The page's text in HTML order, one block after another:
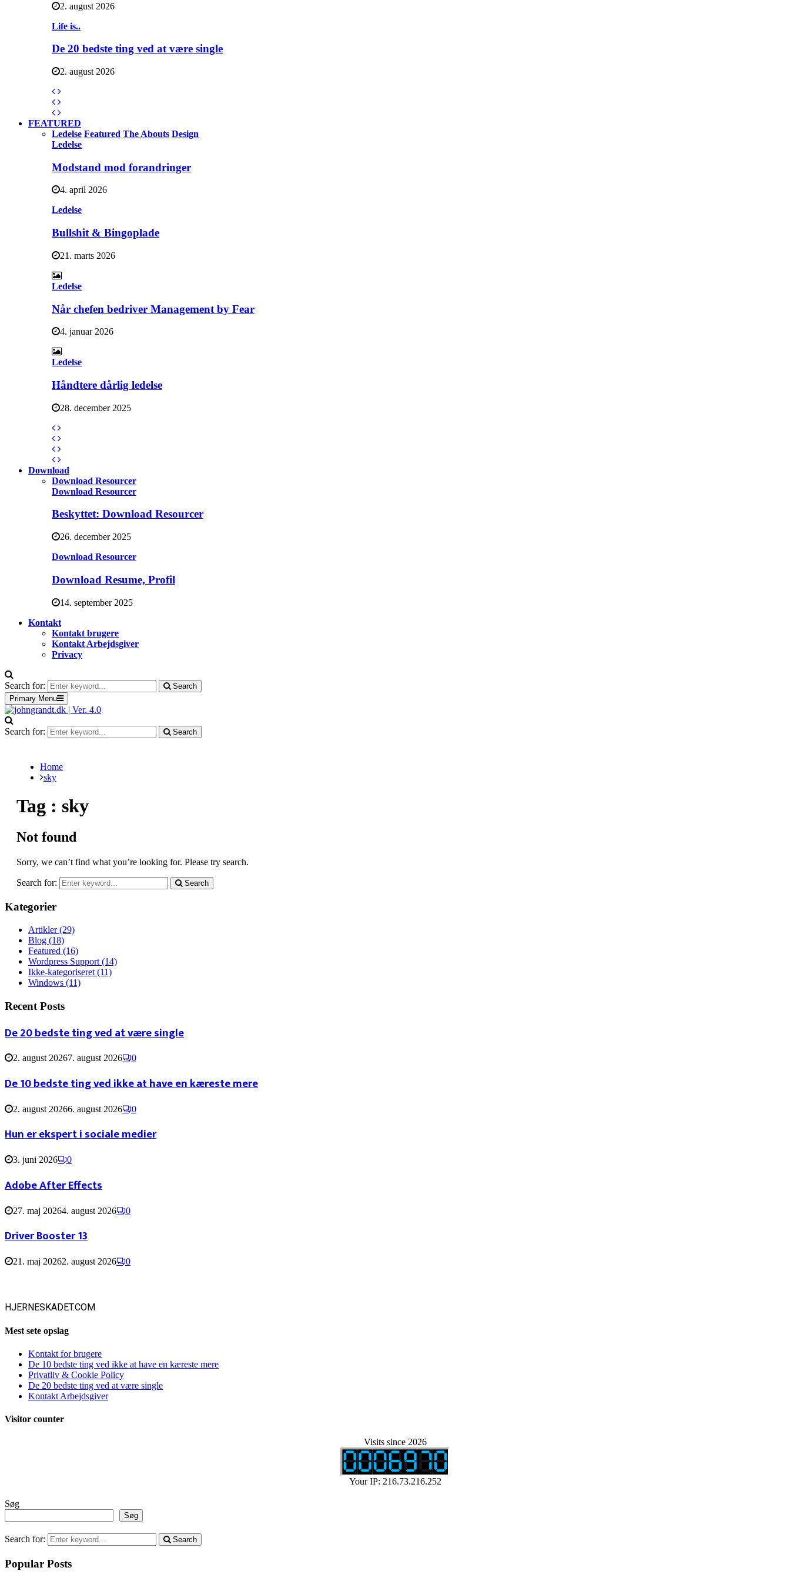
2. august 2026
Life is..
De 20 bedste ting ved at være single
2. august 2026
FEATURED
Ledelse Featured The Abouts Design
Ledelse
Modstand mod forandringer
4. april 2026
Ledelse
Bullshit & Bingoplade
21. marts 2026
Ledelse
Når chefen bedriver Management by Fear
4. januar 2026
Ledelse
Håndtere dårlig ledelse
28. december 2025
Download
Download Resourcer
Download Resourcer
Beskyttet: Download Resourcer
26. december 2025
Download Resourcer
Download Resume, Profil
14. september 2025
Kontakt
Kontakt brugere
Kontakt Arbejdsgiver
Privacy
Search for:
Search
Primary Menu
Search for: Search
Home
sky
Tag : sky
Not found
Sorry, we can’t find what you’re looking for. Please try search.
Search for: Search
Kategorier
Artikler(29)
Blog (18)
Featured (16)
Wordpress Support (14)
Ikke-kategoriseret (11)
Windows (11)
Recent Posts
De 20 bedste ting ved at være single
2. august 20267. august 2026 0
De 10 bedste ting ved ikke at have en kæreste mere
2. august 20266. august 2026 0
Hun er ekspert i sociale medier
3. juni 2026 0
Adobe After Effects
27. maj 20264. august 2026 0
Driver Booster 13
21. maj 20262. august 2026 0
HJERNESKADET.COM
Mest sete opslag
Kontakt for brugere
De 10 bedste ting ved ikke at have en kæreste mere
Privatliv & Cookie Policy
De 20 bedste ting ved at være single
Kontakt Arbejdsgiver
Visitor counter
Visits since 2026
Your IP: 216.73.216.252
Søg
Søg
Search for: Search
Popular Posts